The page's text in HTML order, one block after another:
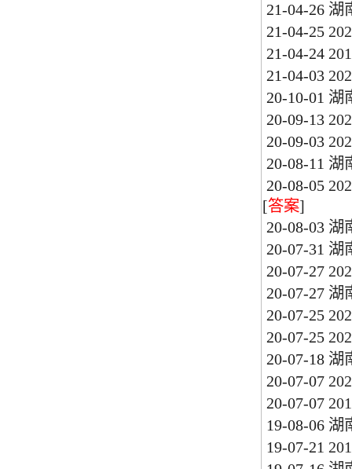
21-04-26 湖
21-04-25
21-04-24
21-04-03
20-10-01 湖
20-09-13
20-09-03
20-08-11 湖
20-08-05
[答案]
20-08-03 湖
20-07-31 湖
20-07-27
20-07-27 湖
20-07-25
20-07-25
20-07-18 湖
20-07-07
20-07-07
19-08-06 湖
19-07-21